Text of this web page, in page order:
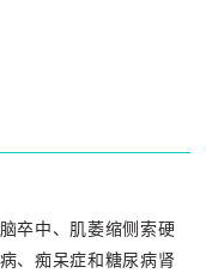
卒中、肌萎缩侧索硬
、痴呆症和糖尿病肾